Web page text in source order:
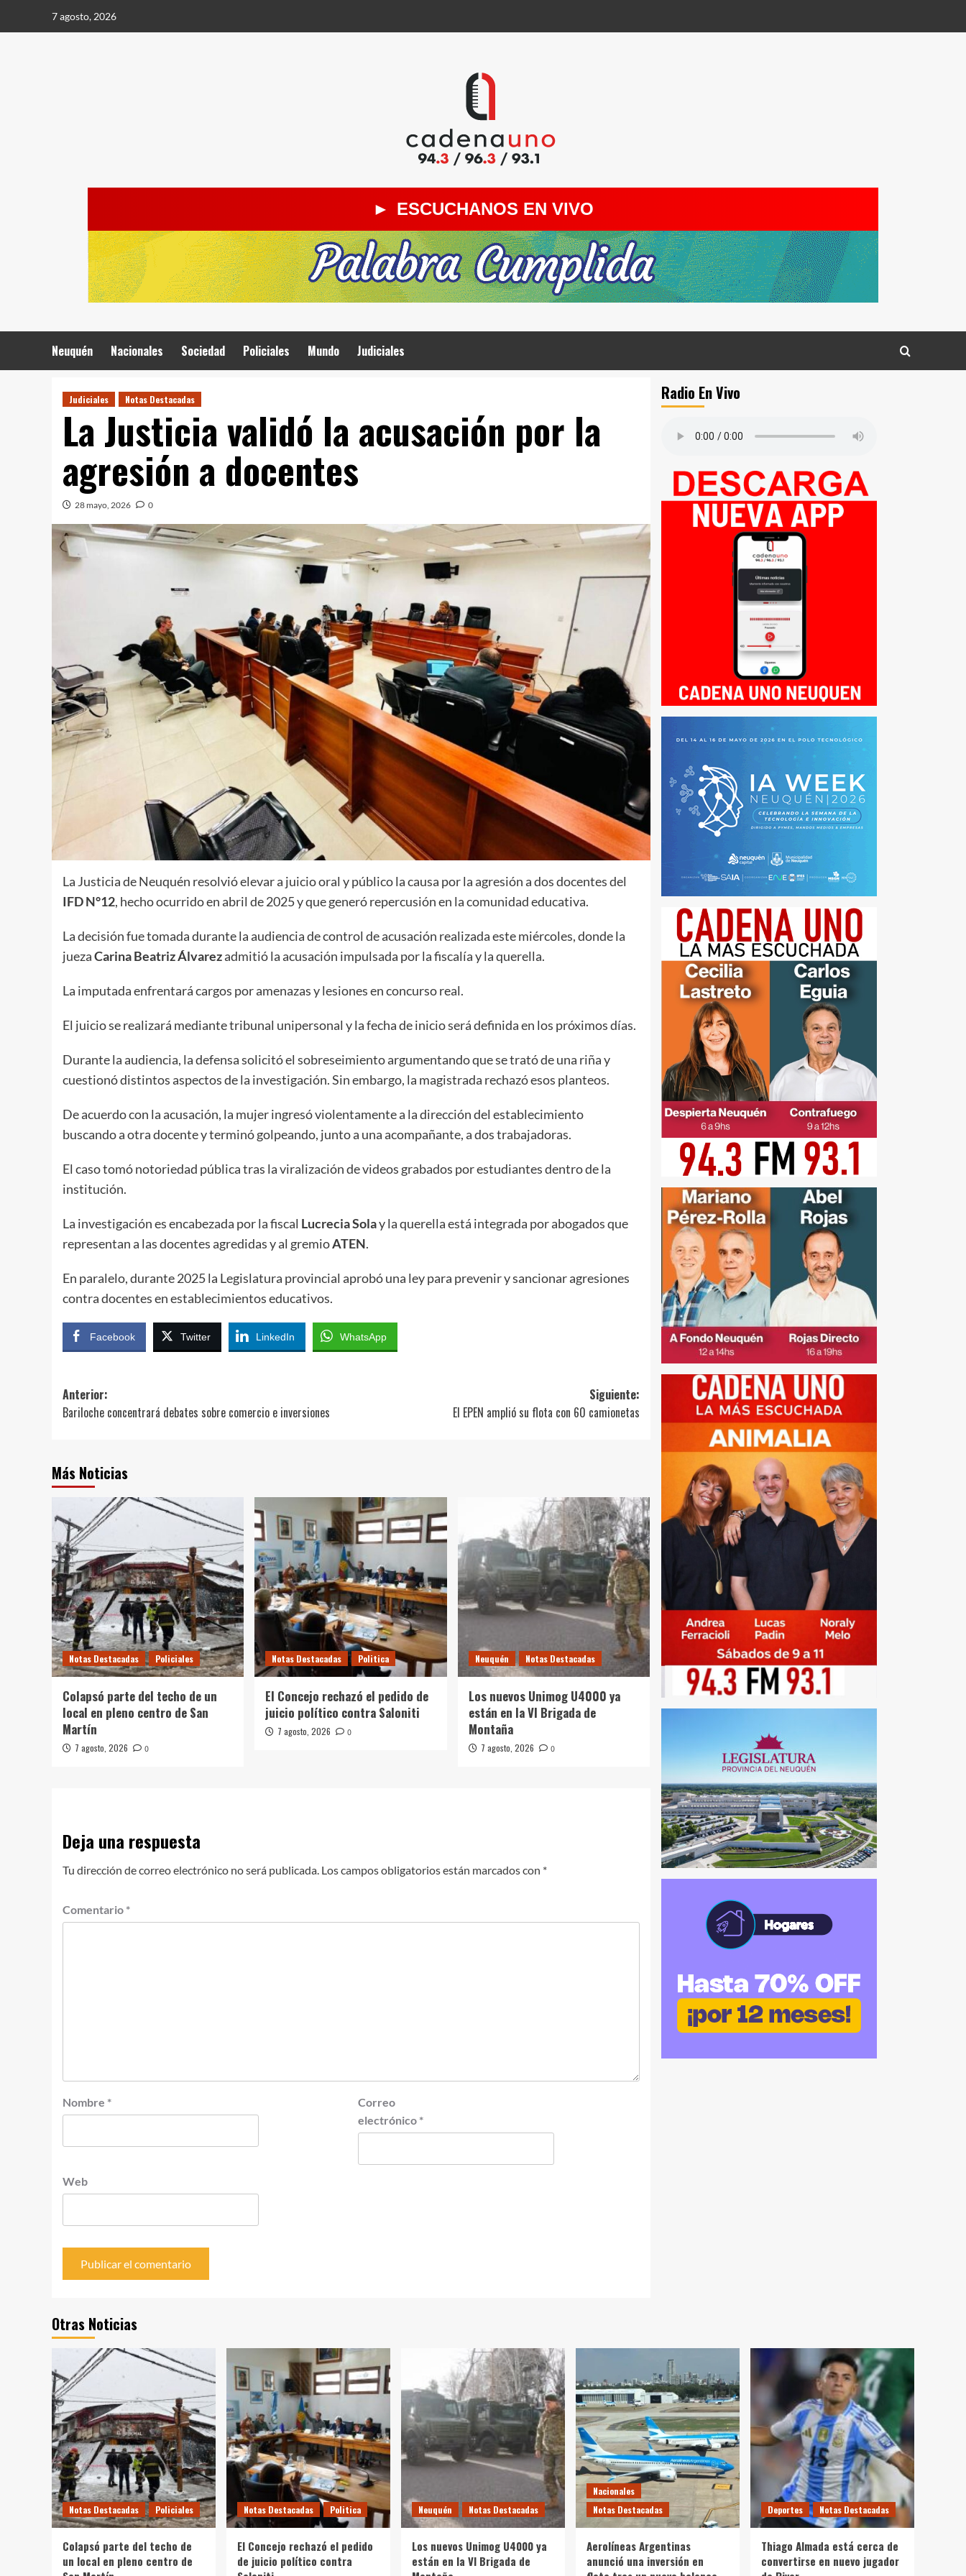
7 agosto, 2026
► ESCUCHANOS EN VIVO
Neuquén Nacionales Sociedad Policiales Mundo Judiciales
Judiciales Notas Destacadas
La Justicia validó la acusación por la
agresión a docentes
28 mayo, 2026 0
La Justicia de Neuquén resolvió elevar a juicio oral y público la causa por la agresión a dos docentes del
IFD N°12, hecho ocurrido en abril de 2025 y que generó repercusión en la comunidad educativa.
La decisión fue tomada durante la audiencia de control de acusación realizada este miércoles, donde la
juezaCarina Beatriz Álvarezadmitió la acusación impulsada por la fiscalía y la querella.
La imputada enfrentará cargos por amenazas y lesiones en concurso real.
El juicio se realizará mediante tribunal unipersonal y la fecha de inicio será definida en los próximos días.
Durante la audiencia, la defensa solicitó el sobreseimiento argumentando que se trató de una riña y
cuestionó distintos aspectos de la investigación. Sin embargo, la magistrada rechazó esos planteos.
De acuerdo con la acusación, la mujer ingresó violentamente a la dirección del establecimiento
buscando a otra docente y terminó golpeando, junto a una acompañante, a dos trabajadoras.
El caso tomó notoriedad pública tras la viralización de videos grabados por estudiantes dentro de la
institución.
La investigación es encabezada por la fiscal Lucrecia Solay la querella está integrada por abogados que
representan a las docentes agredidas y al gremioATEN.
En paralelo, durante 2025 la Legislatura provincial aprobó una ley para prevenir y sancionar agresiones
contra docentes en establecimientos educativos.
Facebook Twitter LinkedIn WhatsApp
Navegación
de
Anterior:
Bariloche concentrará debates sobre comercio e inversiones
Siguiente:
El EPEN amplió su flota con 60 camionetas
Más Noticias
Notas Destacadas Policiales
Colapsó parte del techo de un
local en pleno centro de San
Martín
7 agosto, 2026 0
Notas Destacadas Politica
El Concejo rechazó el pedido de
juicio político contra Saloniti
7 agosto, 2026 0
Neuquén Notas Destacadas
Los nuevos Unimog U4000 ya
están en la VI Brigada de
Montaña
7 agosto, 2026 0
Deja una respuesta
Tu dirección de correo electrónico no será publicada. Los campos obligatorios están marcados con *
Comentario *
Nombre *
Correo
electrónico *
Web
Radio En Vivo
Otras Noticias
Notas Destacadas Policiales
Colapsó parte del techo de
un local en pleno centro de
Notas Destacadas Politica
El Concejo rechazó el pedido
de juicio político contra
Neuquén Notas Destacadas
Los nuevos Unimog U4000 ya
están en la VI Brigada de
Nacionales
Notas Destacadas
Aerolíneas Argentinas
anunció una inversión en
Deportes Notas Destacadas
Thiago Almada está cerca de
convertirse en nuevo jugador